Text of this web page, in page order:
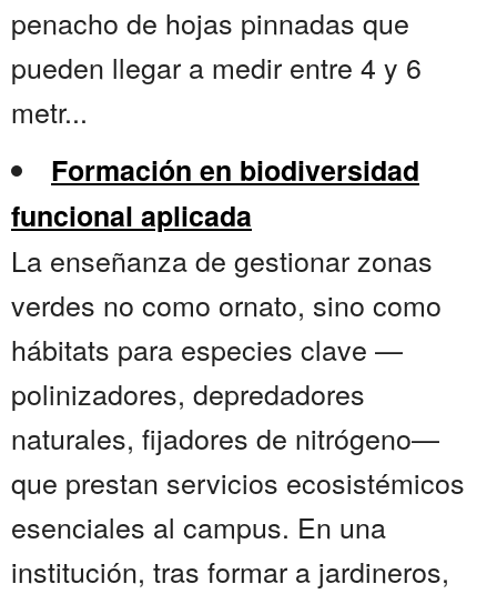
penacho de hojas pinnadas que
pueden llegar a medir entre 4 y 6
metr...
Formación en biodiversidad
funcional aplicada
La enseñanza de gestionar zonas
verdes no como ornato, sino como
hábitats para especies clave —
polinizadores, depredadores
naturales, fijadores de nitrógeno—
que prestan servicios ecosistémicos
esenciales al campus. En una
institución, tras formar a jardineros,